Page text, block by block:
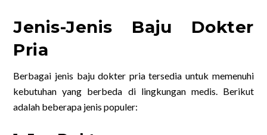
Jenis-Jenis Baju Dokter
Pria
Berbagai jenis baju dokter pria tersedia untuk memenuhi
kebutuhan yang berbeda di lingkungan medis. Berikut
adalah beberapa jenis populer: